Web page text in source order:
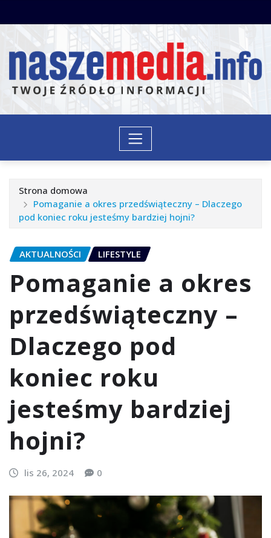
do
Strona domowa
Pomaganie a okres przedświąteczny – Dlaczego
pod koniec roku jesteśmy bardziej hojni?
AKTUALNOŚCI LIFESTYLE
Pomaganie a okres
przedświąteczny –
Dlaczego pod
koniec roku
jesteśmy bardziej
hojni?
lis 26, 2024 0